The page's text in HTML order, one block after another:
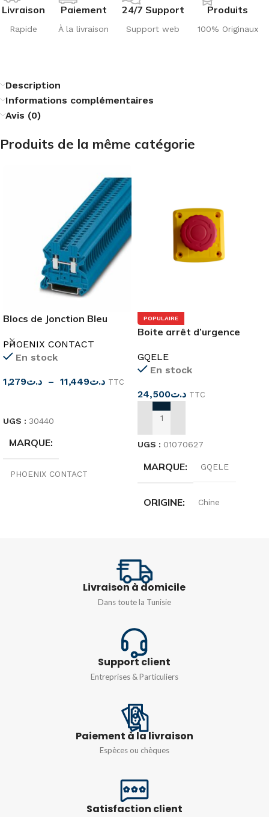
Livraison
Rapide
Paiement
À la livraison
24/7 Support
Support web
Produits
100% Originaux
Description
Informations complémentaires
Avis (0)
Produits de la même catégorie
Blocs de Jonction Bleu
PHOENIX CONTACT
En stock
د.ت1,279 – د.ت11,449
TTC
UGS : 30440
MARQUE
PHOENIX CONTACT
UT 4BU,
POPULAIRE
Boite arrêt d’urgence
GQELE
En stock
د.ت24,500 TTC
AJOUTER AU PANIER
UGS : 01070627
MARQUE GQELE
ORIGINE Chine
Livraison à domicile
Dans toute la Tunisie
Support client
Entreprises & Particuliers
Paiement à la livraison
Espèces ou chèques
Satisfaction client